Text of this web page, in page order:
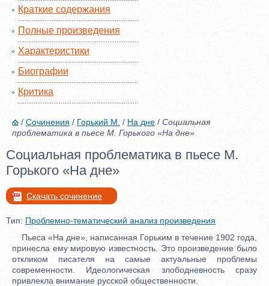
Краткие содержания
Полные произведения
Характеристики
Биографии
Критика
/ Сочинения / Горький М. / На дне / Социальная
проблематика в пьесе М. Горького «На дне»
Социальная проблематика в пьесе М.
Горького «На дне»
Скачать сочинение
Тип: Проблемно-тематический анализ произведения
Пьеса «На дне», написанная Горьким в течение 1902 года,
принесла ему мировую известность. Это произведение было
откликом писателя на самые актуальные проблемы
современности. Идеологическая злободневность сразу
привлекла внимание русской общественности.